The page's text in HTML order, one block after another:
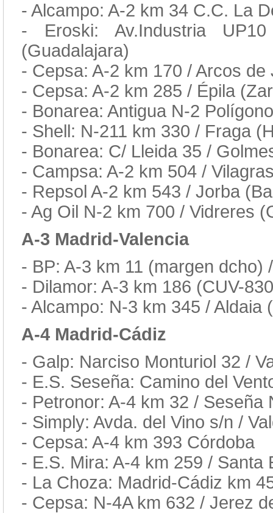
- Alcampo: A-2 km 34 C.C. La
- Eroski: Av.Industria
(Guadalajara)
- Cepsa: A-2 km 170 / Arcos de
- Cepsa: A-2 km 285 / Épila
- Bonarea: Antigua N-2
- Shell: N-211 km 330 / Fraga
- Bonarea: C/ Lleida 35 /
- Campsa: A-2 km 504 /
- Repsol A-2 km 543 / Jorba
- Ag Oil N-2 km 700 / Vidreres
A-3 Madrid-Valencia
- BP: A-3 km 11 (margen dcho)
- Dilamor: A-3 km 186 (CUV-
- Alcampo: N-3 km 345 / Aldaia
A-4 Madrid-Cádiz
- Galp: Narciso Monturiol 32 /
- E.S. Seseña: Camino del
- Petronor: A-4 km 32 / Seseña
- Simply: Avda. del Vino s/n /
- Cepsa: A-4 km 393 Córdoba
- E.S. Mira: A-4 km 259 / Santa
- La Choza: Madrid-Cádiz km
- Cepsa: N-4A km 632 / Jerez